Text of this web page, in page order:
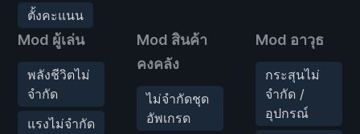
ตั้งคะแนน
Mod ผู้เล่น
พลังชีวิตไม่
จำกัด
แรงไม่จำกัด
Mod สินค้า
คงคลัง
ไม่จำกัดชุด
อัพเกรด
Mod อาวุธ
กระสุนไม่
จำกัด /
อุปกรณ์